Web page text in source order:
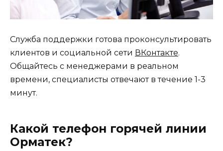
Служба поддержки готова проконсультировать
клиентов и социальной сети ВКонтакте.
Общайтесь с менеджерами в реальном
времени, специалисты отвечают в течение 1-3
минут.
Какой телефон горячей линии
Орматек?